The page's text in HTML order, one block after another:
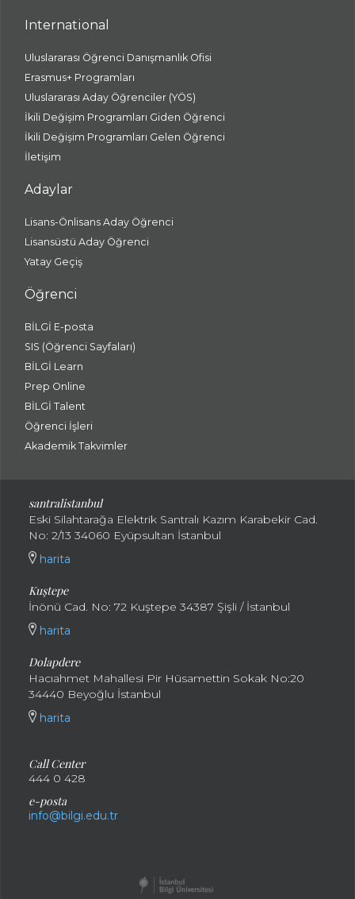
International
Uluslararası Öğrenci Danışmanlık Ofisi
Erasmus+ Programları
Uluslararası Aday Öğrenciler (YÖS)
İkili Değişim Programları Giden Öğrenci
İkili Değişim Programları Gelen Öğrenci
İletişim
Adaylar
Lisans-Önlisans Aday Öğrenci
Lisansüstü Aday Öğrenci
Yatay Geçiş
Öğrenci
BİLGİ E-posta
SIS (Öğrenci Sayfaları)
BİLGİ Learn
Prep Online
BİLGİ Talent
Öğrenci İşleri
Akademik Takvimler
santralistanbul
Eski Silahtarağa Elektrik Santralı Kazım Karabekir Cad.
No: 2/13 34060 Eyüpsultan İstanbul
harita
Kuştepe
İnönü Cad. No: 72 Kuştepe 34387 Şişli / İstanbul
harita
Dolapdere
Hacıahmet Mahallesi Pir Hüsamettin Sokak No:20
34440 Beyoğlu İstanbul
harita
Call Center
444 0 428
e-posta
info@bilgi.edu.tr